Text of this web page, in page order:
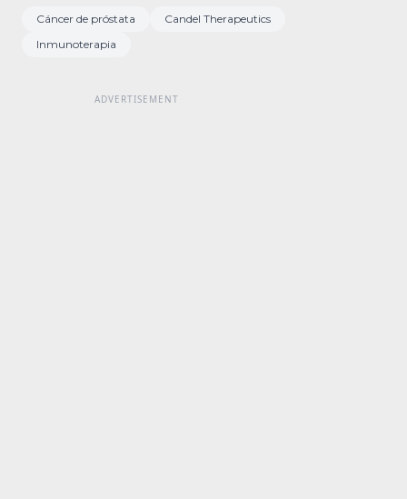
Cáncer de próstata
Candel Therapeutics
Inmunoterapia